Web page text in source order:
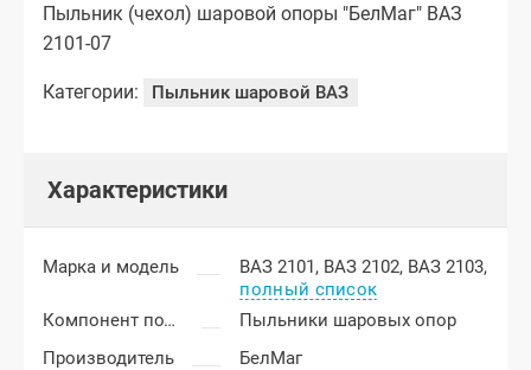
Пыльник (чехол) шаровой опоры "БелМаг" ВАЗ
2101-07
Категории: Пыльник шаровой ВАЗ
Характеристики
Марка и модель ВАЗ 2101, ВАЗ 2102, ВАЗ 2103,
полный список
Компонент подвески
Пыльники шаровых опор
Производитель
БелМаг